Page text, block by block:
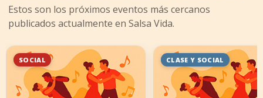
Estos son los próximos eventos más cercanos
publicados actualmente en Salsa Vida.
SOCIAL CLASE Y SOCIAL